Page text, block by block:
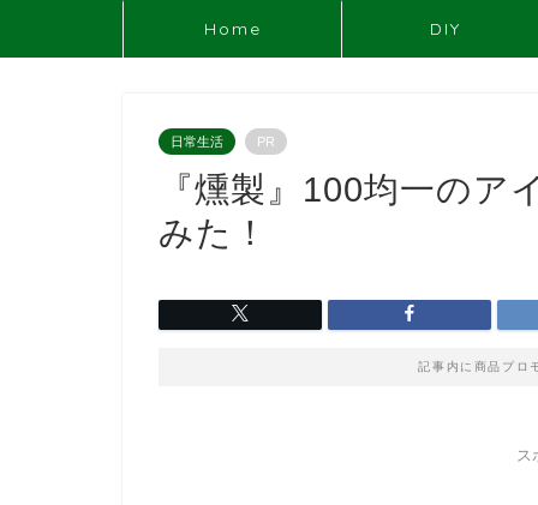
Home DIY
日常生活 PR
『燻製』100均一の
みた！
記事内に商品プロ
ス